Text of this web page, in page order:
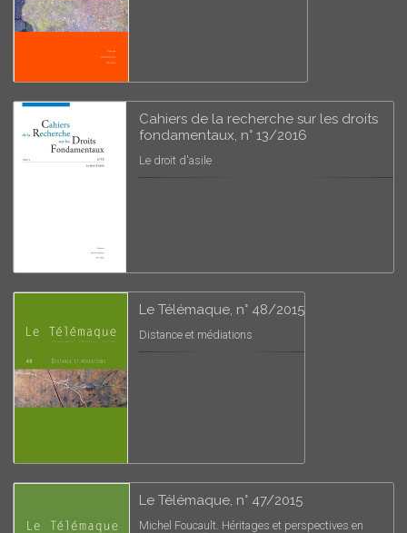
Cahiers de la recherche sur les droits
fondamentaux, n° 13/2016
Le droit d'asile
Le Télémaque, n° 48/2015
Distance et médiations
Le Télémaque, n° 47/2015
Michel Foucault. Héritages et perspectives en